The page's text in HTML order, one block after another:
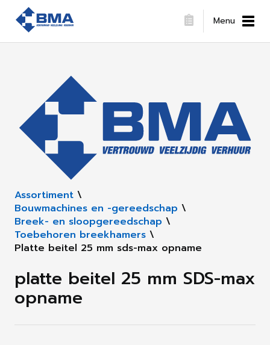
Menu
Assortiment \
Bouwmachines en -gereedschap \
Breek- en sloopgereedschap \
Toebehoren breekhamers \
Platte beitel 25 mm sds-max opname
platte beitel 25 mm SDS-max
opname